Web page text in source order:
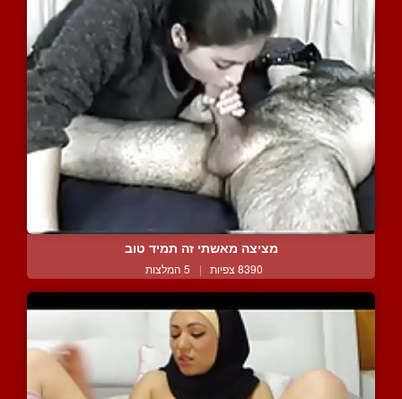
מציצה מאשתי זה תמיד טוב
8390 צפיות | 5 המלצות